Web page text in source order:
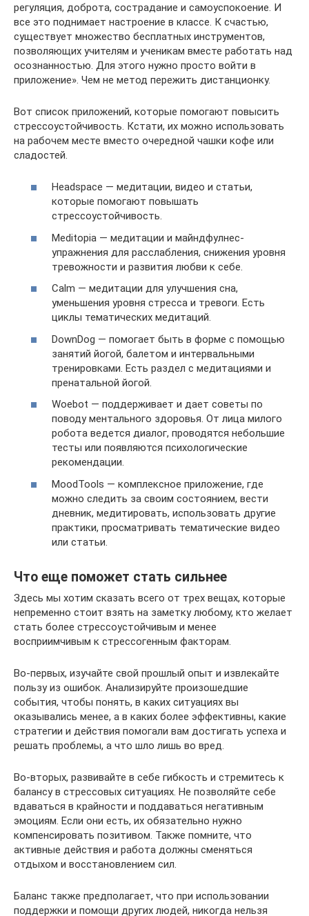
регуляция, доброта, сострадание и самоуспокоение. И
все это поднимает настроение в классе. К счастью,
существует множество бесплатных инструментов,
позволяющих учителям и ученикам вместе работать над
осознанностью. Для этого нужно просто войти в
приложение». Чем не метод пережить дистанционку.
Вот список приложений, которые помогают повысить
стрессоустойчивость. Кстати, их можно использовать
на рабочем месте вместо очередной чашки кофе или
сладостей.
Headspace — медитации, видео и статьи,
которые помогают повышать
стрессоустойчивость.
Meditopia — медитации и майндфулнес-
упражнения для расслабления, снижения уровня
тревожности и развития любви к себе.
Calm — медитации для улучшения сна,
уменьшения уровня стресса и тревоги. Есть
циклы тематических медитаций.
DownDog — помогает быть в форме с помощью
занятий йогой, балетом и интервальными
тренировками. Есть раздел с медитациями и
пренатальной йогой.
Woebot — поддерживает и дает советы по
поводу ментального здоровья. От лица милого
робота ведется диалог, проводятся небольшие
тесты или появляются психологические
рекомендации.
MoodTools — комплексное приложение, где
можно следить за своим состоянием, вести
дневник, медитировать, использовать другие
практики, просматривать тематические видео
или статьи.
Что еще поможет стать сильнее
Здесь мы хотим сказать всего от трех вещах, которые
непременно стоит взять на заметку любому, кто желает
стать более стрессоустойчивым и менее
восприимчивым к стрессогенным факторам.
Во-первых, изучайте свой прошлый опыт и извлекайте
пользу из ошибок. Анализируйте произошедшие
события, чтобы понять, в каких ситуациях вы
оказывались менее, а в каких более эффективны, какие
стратегии и действия помогали вам достигать успеха и
решать проблемы, а что шло лишь во вред.
Во-вторых, развивайте в себе гибкость и стремитесь к
балансу в стрессовых ситуациях. Не позволяйте себе
вдаваться в крайности и поддаваться негативным
эмоциям. Если они есть, их обязательно нужно
компенсировать позитивом. Также помните, что
активные действия и работа должны сменяться
отдыхом и восстановлением сил.
Баланс также предполагает, что при использовании
поддержки и помощи других людей, никогда нельзя